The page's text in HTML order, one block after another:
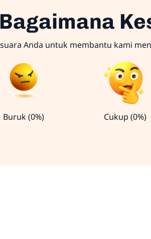
Bagaimana
Anda untuk membantu kami
Buruk (0%) Cukup (0%)